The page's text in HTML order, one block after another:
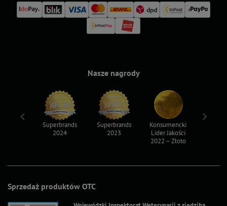
Sprzedaż produktów OTC
Nasze nagrody
Superbrands
2024
Superbrands
2023
Konsumencki
Lider Jakości
2022 – Złoto